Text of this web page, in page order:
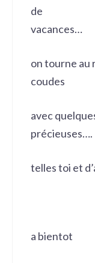
de
vacances…
on tourne au
coudes
avec
précieuses….
telles toi et
a bientot